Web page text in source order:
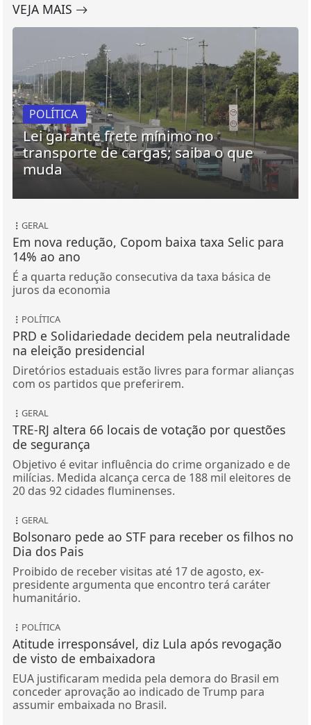
VEJA MAIS
POLÍTICA
Lei garante frete mínimo no
transporte de cargas; saiba o que
muda
GERAL
Em nova redução, Copom baixa taxa Selic para
14% ao ano
É a quarta redução consecutiva da taxa básica de
juros da economia
POLÍTICA
PRD e Solidariedade decidem pela neutralidade
na eleição presidencial
Diretórios estaduais estão livres para formar alianças
com os partidos que preferirem.
GERAL
TRE-RJ altera 66 locais de votação por questões
de segurança
Objetivo é evitar influência do crime organizado e de
milícias. Medida alcança cerca de 188 mil eleitores de
20 das 92 cidades fluminenses.
GERAL
Bolsonaro pede ao STF para receber os filhos no
Dia dos Pais
Proibido de receber visitas até 17 de agosto, ex-
presidente argumenta que encontro terá caráter
humanitário.
POLÍTICA
Atitude irresponsável, diz Lula após revogação
de visto de embaixadora
EUA justificaram medida pela demora do Brasil em
conceder aprovação ao indicado de Trump para
assumir embaixada no Brasil.